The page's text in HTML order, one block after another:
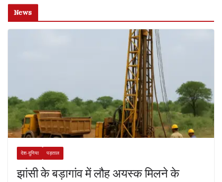
News
देश-दुनिया पड़ताल
झांसी के बड़ागांव में लौह अयस्क मिलने के